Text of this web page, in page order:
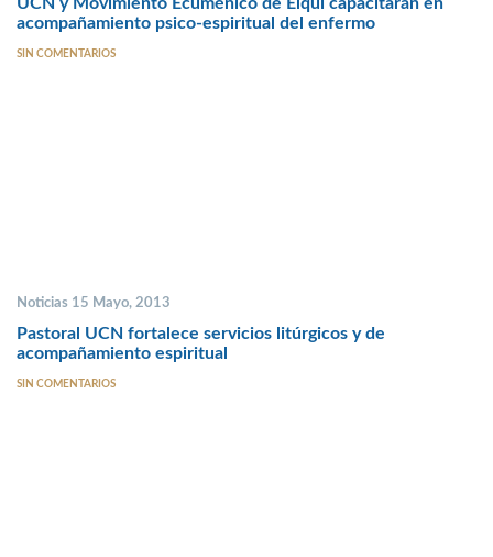
UCN y Movimiento Ecuménico de Elqui capacitarán en
acompañamiento psico-espiritual del enfermo
SIN COMENTARIOS
Noticias 15 Mayo, 2013
Pastoral UCN fortalece servicios litúrgicos y de
acompañamiento espiritual
SIN COMENTARIOS